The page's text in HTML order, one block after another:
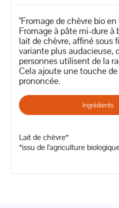
"Fromage de chèvre bio
Fromage à pâte mi-dure à
lait de chèvre, affiné sous
variante plus audacieuse,
personnes utilisent de la
Cela ajoute une touche
prononcée.
Ingrédients
Lait de chèvre*
*issu de l'agriculture